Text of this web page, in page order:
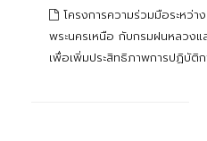
โครงการความร่วมมือระหว่า
พระนครเหนือ กับกรมฝนหลวงแ
เพื่อเพิ่มประสิทธิภาพการปฏิบัติ